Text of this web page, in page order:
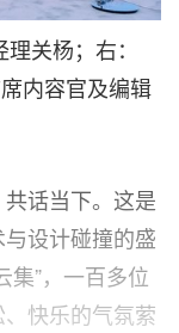
关杨；右：
内容官及编辑
话当下。这是
设计碰撞的盛
集”，一百多位
快乐的气氛萦